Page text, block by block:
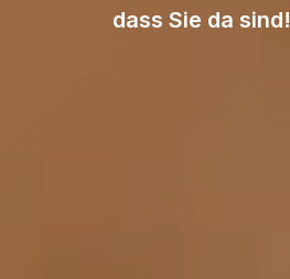
dass Sie da sind!